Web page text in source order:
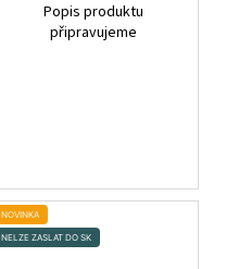
Popis produktu
připravujeme
NOVINKA
NELZE ZASLAT DO SK